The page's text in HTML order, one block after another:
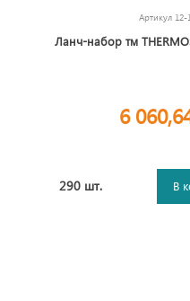
Артикул 12-
Ланч-набор тм
6
290 шт. В